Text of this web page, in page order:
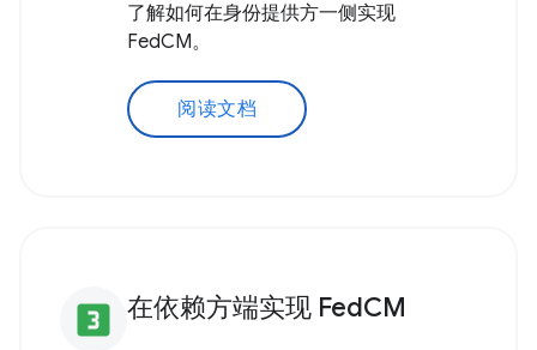
了解如何在身份提供方一侧实现
FedCM。
阅读文档
looks_3 在依赖方端实现 FedCM